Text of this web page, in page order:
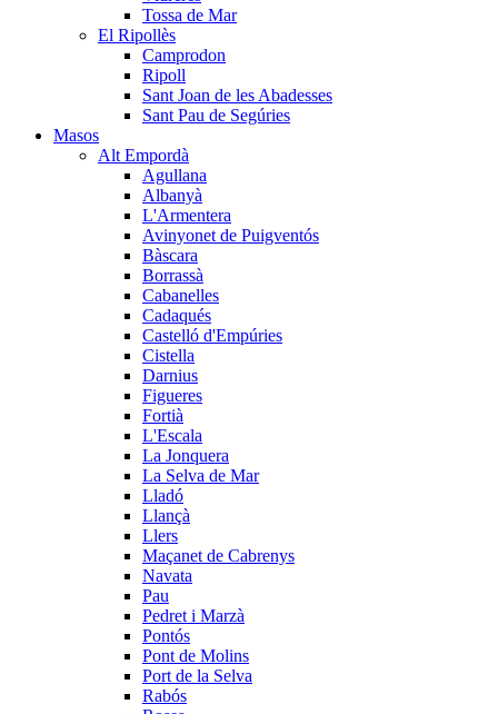
Tossa de Mar
El Ripollès
Camprodon
Ripoll
Sant Joan de les Abadesses
Sant Pau de Segúries
Masos
Alt Empordà
Agullana
Albanyà
L'Armentera
Avinyonet de Puigventós
Bàscara
Borrassà
Cabanelles
Cadaqués
Castelló d'Empúries
Cistella
Darnius
Figueres
Fortià
L'Escala
La Jonquera
La Selva de Mar
Lladó
Llançà
Llers
Maçanet de Cabrenys
Navata
Pau
Pedret i Marzà
Pontós
Pont de Molins
Port de la Selva
Rabós